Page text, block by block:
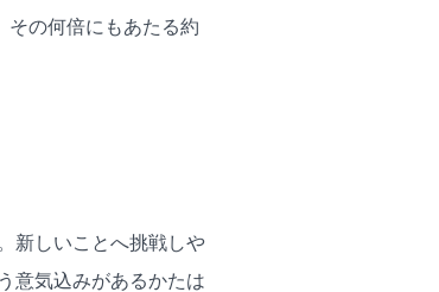
その何倍にもあたる約
新しいことへ挑戦しや
意気込みがあるかたは